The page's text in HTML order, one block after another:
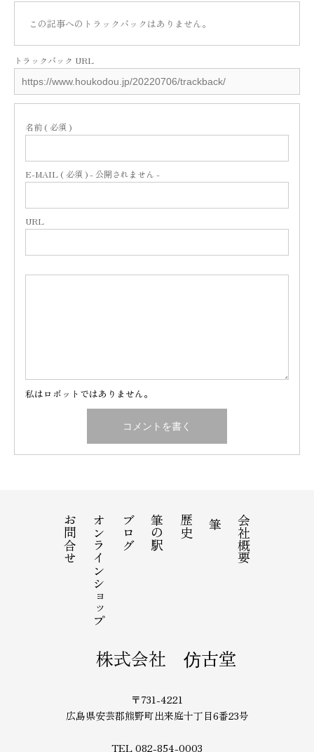
この記事へのトラックバックはありません。
トラックバック URL
名前 ( 必須 )
E-MAIL ( 必須 ) - 公開されません -
URL
私はロボットではありません。
会社概要
筆
歴史
筆の駅
ブログ
オンラインショップ
お問合せ
株式会社 仿古堂
〒731-4221
広島県安芸郡熊野町出来庭十丁目6番23号
TEL 082-854-0003